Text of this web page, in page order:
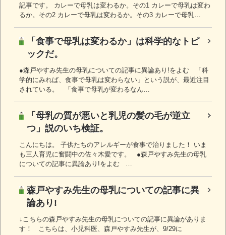
記事です。 カレーで母乳は変わるか。その1 カレーで母乳は変わ
るか。その2 カレーで母乳は変わるか。その3 カレーで母乳…
「食事で母乳は変わるか」は科学的なトピ
ックだ。
●森戸やすみ先生の母乳についての記事に異論あり!をよむ 「科
学的にみれば、食事で母乳は変わらない」という説が、最近注目
されている。 「食事で母乳が変わるなん…
「母乳の質が悪いと乳児の髪の毛が逆立
つ」説のいち検証。
こんにちは。 子供たちのアレルギーが食事で治りました！ いま
も三人育児に奮闘中の佐々木愛です。 ●森戸やすみ先生の母乳
についての記事に異論あり!をよむ …
森戸やすみ先生の母乳についての記事に異
論あり!
↓こちらの森戸やすみ先生の母乳についての記事に異論がありま
す！ こちらは、小児科医、森戸やすみ先生が、9/29に